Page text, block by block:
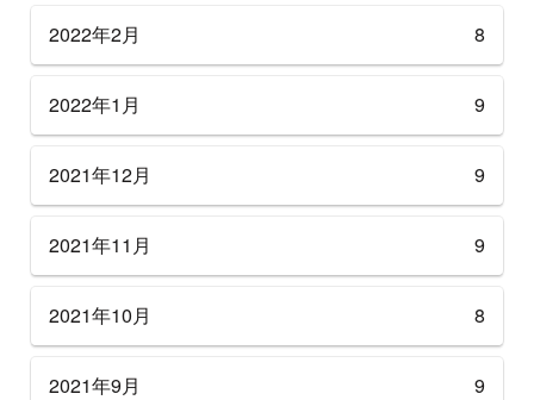
2022年2月 8
2022年1月 9
2021年12月 9
2021年11月 9
2021年10月 8
2021年9月 9